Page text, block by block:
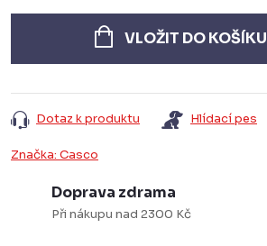
cena:
VLOŽIT DO KOŠÍKU
Dotaz k produktu Hlídací pes
Značka: Casco
Doprava zdrama
Při nákupu nad 2300 Kč